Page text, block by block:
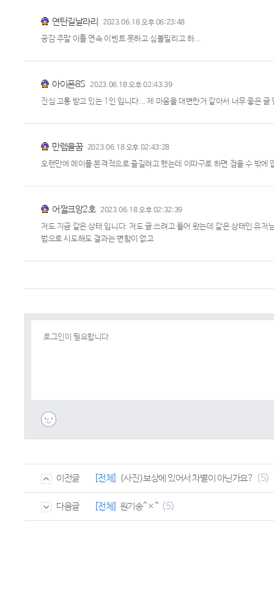
연탄길날라리 2023.06.18 오후 06:23:48
공감 주말 이틀 연속 이벤트 못하고 심볼밀리고 하...
아이폰8S 2023.06.18 오후 02:43:39
진심 고통 받고 있는 1인 입니다... 제 마음을 대변한거 같아서 너무 좋은 글
만렙을꿈 2023.06.18 오후 02:43:28
오랜만에 메이플 본격적으로 즐길려고 했는데 이따구로 하면 접을 수 밖에
어쩔크앙2호 2023.06.18 오후 02:32:39
저도 지금 같은 상태 입니다. 저도 글 쓰려고 들어 왔는데 같은 상태인 유
법으로 시도해도 결과는 변함이 없고
이전글 [전체] (사진)보상에 있어서 차별이 아닌가요? (5)
다음글 [전체] 원기송^×^ (5)